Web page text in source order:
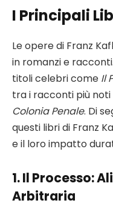
I Principali
Le opere di Franz
in romanzi e
titoli celebri come Il
tra i racconti più noti
Colonia Penale. Di
questi libri di Franz
e il loro impatto
1.Il Processo:
Arbitraria